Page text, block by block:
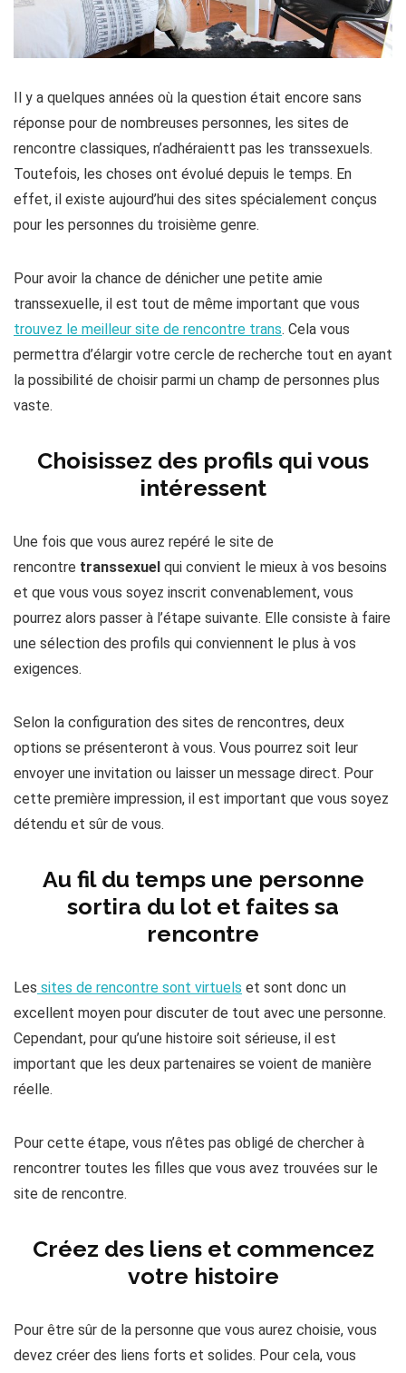
Il y a quelques années où la question était encore sans
réponse pour de nombreuses personnes, les sites de
rencontre classiques, n’adhéraientt pas les transsexuels.
Toutefois, les choses ont évolué depuis le temps. En
effet, il existe aujourd’hui des sites spécialement conçus
pour les personnes du troisième genre.
Pour avoir la chance de dénicher une petite amie
transsexuelle, il est tout de même important que vous
trouvez le meilleur site de rencontre trans. Cela vous
permettra d’élargir votre cercle de recherche tout en ayant
la possibilité de choisir parmi un champ de personnes plus
vaste.
Choisissez des profils qui vous
intéressent
Une fois que vous aurez repéré le site de
rencontre transsexuel qui convient le mieux à vos besoins
et que vous vous soyez inscrit convenablement, vous
pourrez alors passer à l’étape suivante. Elle consiste à faire
une sélection des profils qui conviennent le plus à vos
exigences.
Selon la configuration des sites de rencontres, deux
options se présenteront à vous. Vous pourrez soit leur
envoyer une invitation ou laisser un message direct. Pour
cette première impression, il est important que vous soyez
détendu et sûr de vous.
Au fil du temps une personne
sortira du lot et faites sa
rencontre
Les sites de rencontre sont virtuels et sont donc un
excellent moyen pour discuter de tout avec une personne.
Cependant, pour qu’une histoire soit sérieuse, il est
important que les deux partenaires se voient de manière
réelle.
Pour cette étape, vous n’êtes pas obligé de chercher à
rencontrer toutes les filles que vous avez trouvées sur le
site de rencontre.
Créez des liens et commencez
votre histoire
Pour être sûr de la personne que vous aurez choisie, vous
devez créer des liens forts et solides. Pour cela, vous